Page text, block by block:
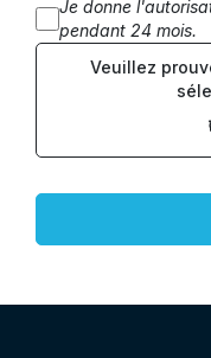
Je donne
pendant 24 mois.
Veuillez